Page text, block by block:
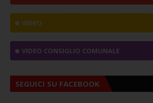
VIDEO
VIDEO CONSIGLIO COMUNALE
SEGUICI SU FACEBOOK